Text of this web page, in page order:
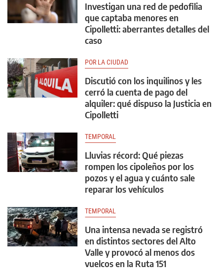
Investigan una red de pedofilia
que captaba menores en
Cipolletti: aberrantes detalles del
caso
POR LA CIUDAD
Discutió con los inquilinos y les
cerró la cuenta de pago del
alquiler: qué dispuso la Justicia en
Cipolletti
TEMPORAL
Lluvias récord: Qué piezas
rompen los cipoleños por los
pozos y el agua y cuánto sale
reparar los vehículos
TEMPORAL
Una intensa nevada se registró
en distintos sectores del Alto
Valle y provocó al menos dos
vuelcos en la Ruta 151